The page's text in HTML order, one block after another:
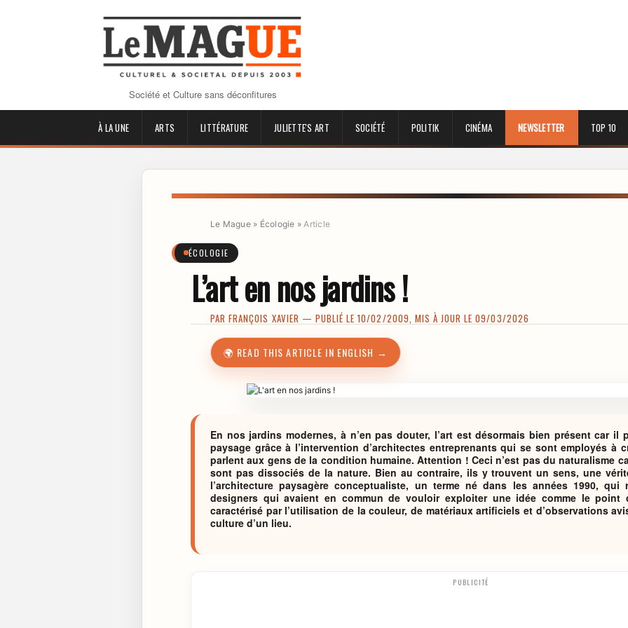
Société et Culture sans déconfitures
À LA UNE ARTS LITTÉRATURE JULIETTE'S ART SOCIÉTÉ POLITIK CINÉMA NEWSLETTER TOP 10
Le Mague» Écologie » Article
ÉCOLOGIE
L’art en nos jardins !
PARFRANÇOIS XAVIER — PUBLIÉ LE 10/02/2009, MIS À JOUR LE 09/03/2026
🌍 READ THIS ARTICLE IN ENGLISH →
En nos jardins modernes, à n’en pas douter, l’art est désormais bien présent car il
paysage grâce à l’intervention d’architectes entreprenants qui se sont employés à
parlent aux gens de la condition humaine. Attention ! Ceci n’est pas du naturalisme
sont pas dissociés de la nature. Bien au contraire, ils y trouvent un sens, une
l’architecture paysagère conceptualiste, un terme né dans les années 1990,
designers qui avaient en commun de vouloir exploiter une idée comme le point
caractérisé par l’utilisation de la couleur, de matériaux artificiels et d’observations
culture d’un lieu.
PUBLICITÉ